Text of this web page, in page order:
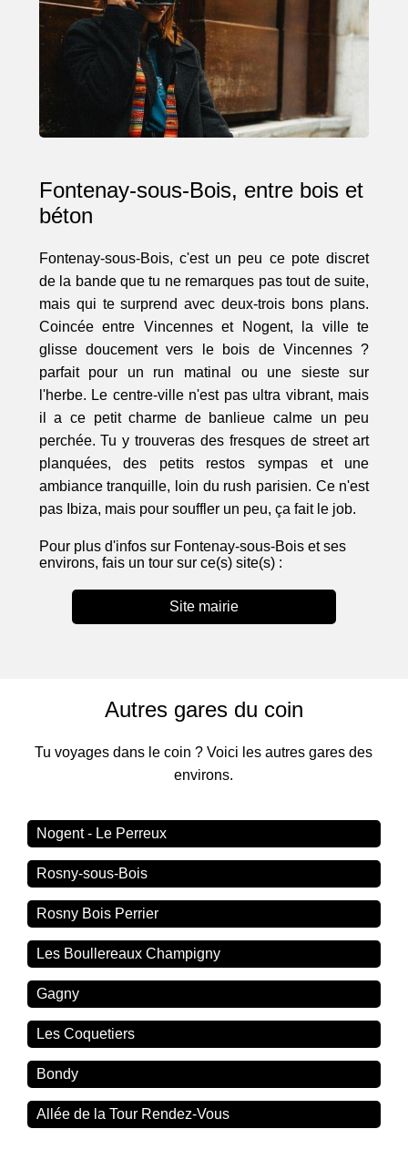
Fontenay-sous-Bois, entre bois et
béton
Fontenay-sous-Bois, c'est un peu ce pote discret
de la bande que tu ne remarques pas tout de suite,
mais qui te surprend avec deux-trois bons plans.
Coincée entre Vincennes et Nogent, la ville te
glisse doucement vers le bois de Vincennes ?
parfait pour un run matinal ou une sieste sur
l'herbe. Le centre-ville n'est pas ultra vibrant, mais
il a ce petit charme de banlieue calme un peu
perchée. Tu y trouveras des fresques de street art
planquées, des petits restos sympas et une
ambiance tranquille, loin du rush parisien. Ce n'est
pas Ibiza, mais pour souffler un peu, ça fait le job.
Pour plus d'infos sur Fontenay-sous-Bois et ses
environs, fais un tour sur ce(s) site(s) :
Site mairie
Autres gares du coin
Tu voyages dans le coin ? Voici les autres gares des
environs.
Nogent - Le Perreux
Rosny-sous-Bois
Rosny Bois Perrier
Les Boullereaux Champigny
Gagny
Les Coquetiers
Bondy
Allée de la Tour Rendez-Vous